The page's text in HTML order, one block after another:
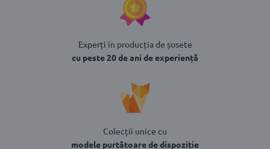
Experți în producția de șosete
cu peste 20 de ani de experiență
Colecții unice cu
modele purtătoare de dispoziție